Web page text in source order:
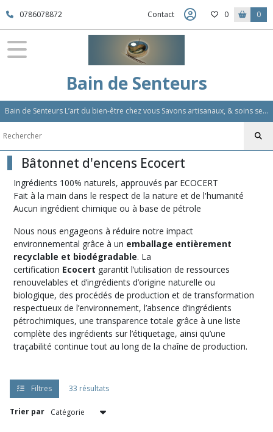
0786078872 Contact 0 0
Bain de Senteurs
Bain de Senteurs L’art du bien-être chez vous Savons artisanaux, & soins sensoriels, Aromathérapie et Parfums d'Ambiance,Soin Des Cheveux
Bâtonnet d'encens Ecocert
Ingrédients 100% naturels, approuvés par ECOCERT
Fait à la main dans le respect de la nature et de l'humanité
Aucun ingrédient chimique ou à base de pétrole
Nous nous engageons à réduire notre impact
environnemental grâce à un emballage entièrement
recyclable et biodégradable. La
certification Ecocert garantit l’utilisation de ressources
renouvelables et d’ingrédients d’origine naturelle ou
biologique, des procédés de production et de transformation
respectueux de l’environnement, l’absence d’ingrédients
pétrochimiques, une transparence totale grâce à une liste
complète des ingrédients sur l’étiquetage, ainsi qu’une
traçabilité continue tout au long de la chaîne de production.
Filtres 33 résultats
Trier par
Fermer
FILTRES
Bâtonnet
d'encens
(33)
Afficher
les
résultats